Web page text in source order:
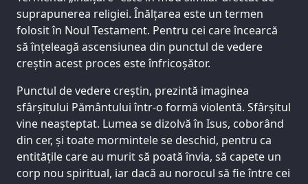
suprapunerea religiei. Înălțarea este un termen
folosit în Noul Testament. Pentru cei care încearcă
să înțeleagă ascensiunea din punctul de vedere
creștin acest proces este înfricoșător.
Punctul de vedere creștin, prezintă imaginea
sfârșitului Pământului într-o formă violentă. Sfârșitul
vine neașteptat. Lumea se dizolvă în Isus, coborând
din cer, și toate mormintele se deschid, pentru ca
entitățile care au murit să poată învia, să capete un
corp nou spiritual, iar dacă au norocul să fie între cei